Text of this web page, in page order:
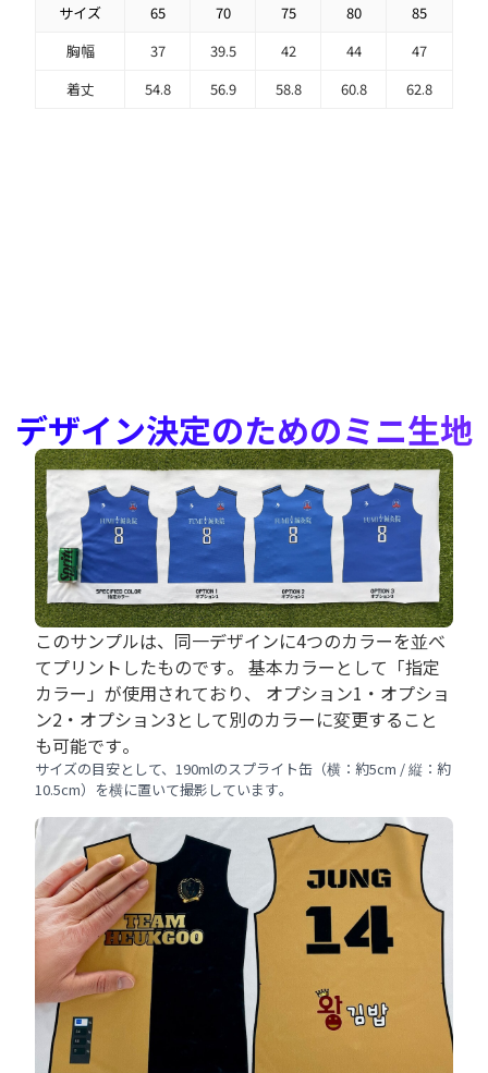
サイズ
65 70 75 80
85
胸幅
37 39.5 42 44
47
着丈
54.8 56.9 58.8 60.8 62.8
デザイン決定のためのミニ生地
このサンプルは、同一デザインに4つのカラーを並べ
てプリントしたものです。 基本カラーとして「指定
カラー」が使用されており、 オプション1・オプショ
ン2・オプション3として別のカラーに変更すること
も可能です。
サイズの目安として、190mlのスプライト缶（横：約5cm / 縦：約
10.5cm）を横に置いて撮影しています。